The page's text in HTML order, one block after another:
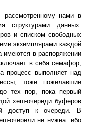
нами в
структурами данных:
и списком свободных
экземплярами каждой
имеются в распоряжении
в себя семафор,
процесс выполняет над
тоже пожелавшие
тех пор, пока первый
хеш-очереди буферов
доступ к очереди. В
очереди не нужна, ибо